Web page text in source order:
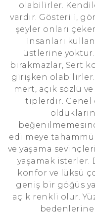
olabilirler.
vardır. Gösterili,
şeyler onları
insanları
üstlerine yoktur.
bırakmazlar, Sert
girişken olabilirler.
mert, açık sözlü
tiplerdir. Genel
edilmeye
ve yaşama
yaşamak isterler.
konfor ve lüksü
geniş bir göğüs
açık renkli olur.